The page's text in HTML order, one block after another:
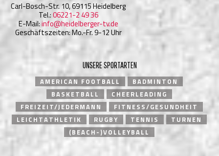
Carl-Bosch-Str. 10, 69115 Heidelberg
Tel.:06221-2 49 36
E-Mail:info@heidelberger-tv.de
Geschäftszeiten: Mo.-Fr. 9-12 Uhr
UNSERE SPORTARTEN
AMERICAN FOOTBALL
BADMINTON
BASKETBALL
CHEERLEADING
FREIZEIT/JEDERMANN
FITNESS/GESUNDHEIT
LEICHTATHLETIK
RUGBY TENNIS
TURNEN
(BEACH-)VOLLEYBALL